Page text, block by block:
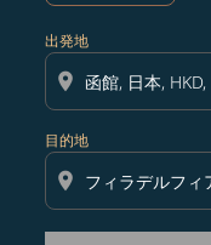
出発地
location_on
目的地
location_on